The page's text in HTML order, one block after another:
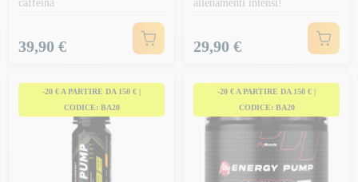
caffeina
Prezzo
39,90 €
allenamenti intensi!
Prezzo
29,90 €
-20 € A PARTIRE DA 150 € |
CODICE: BA20
-20 € A PARTIRE DA 150 € |
CODICE: BA20